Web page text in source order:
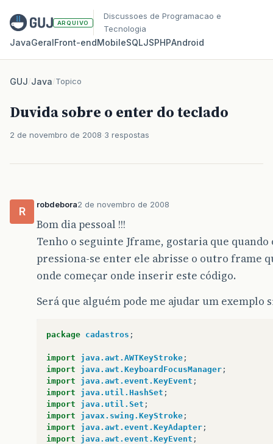
ARQUIVO
Discussoes de Programacao e
Tecnologia
JavaGeralFront‑endMobileSQLJSPHPAndroid
GUJ/Java/Topico
Duvida sobre o enter do teclado
2 de novembro de 2008 3 respostas
R
robdebora2 de novembro de 2008
Bom dia pessoal !!!
Tenho o seguinte Jframe, gostaria que
pressiona-se enter ele abrisse o outro frame
onde começar onde inserir este código.
Será que alguém pode me ajudar um exemplo
package cadastros ;
import java.awt.AWTKeyStroke ;
import
java.awt.KeyboardFocusManager ;
import
java.awt.event.KeyEvent ;
import
java.util.HashSet ;
import
java.util.Set ;
import
javax.swing.KeyStroke ;
import
java.awt.event.KeyAdapter ;
import
java.awt.event.KeyEvent ;